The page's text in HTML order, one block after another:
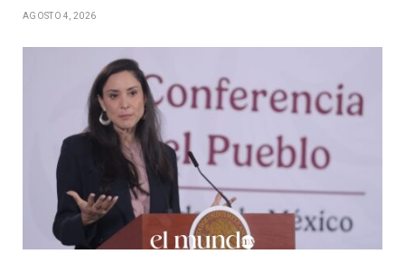
AGOSTO 4, 2026